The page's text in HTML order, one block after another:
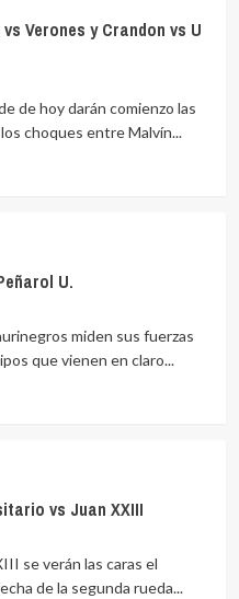
Verones y Crandon vs U
de hoy darán comienzo las
choques entre Malvín...
U.
miden sus fuerzas
que vienen en claro...
vs Juan XXIII
se verán las caras el
de la segunda rueda...